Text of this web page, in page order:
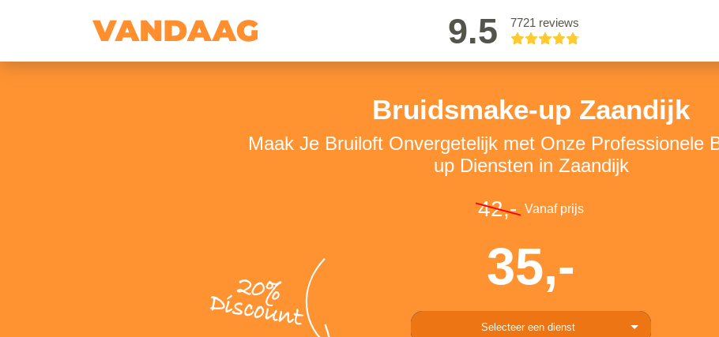
9.5 7721 reviews
Bruidsmake-up Zaandijk
Maak Je Bruiloft Onvergetelijk met Onze Professionele
up Diensten in Zaandijk
20%
Discount
42,- Vanaf prijs
35,-
Selecteer een dienst